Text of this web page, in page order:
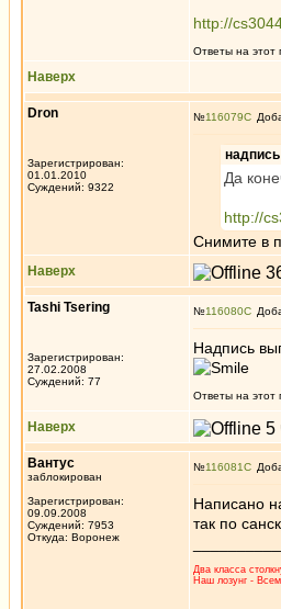
http://
Ответы на этот
Наверх
Dron
Зарегистрирован:
01.01.2010
Суждений: 9322
№116079
Да
http://
Cнимите в
Наверх
Tashi Tsering
Зарегистрирован:
27.02.2008
Суждений: 77
№116080
Надпись
Ответы на этот
Наверх
Вантус
заблокирован
Зарегистрирован:
09.09.2008
Суждений: 7953
Откуда: Воронеж
№116081
Написано
так по
Два класса
Наш лозунг -